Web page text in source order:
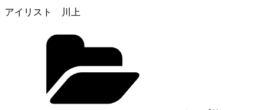
アイリスト 川上